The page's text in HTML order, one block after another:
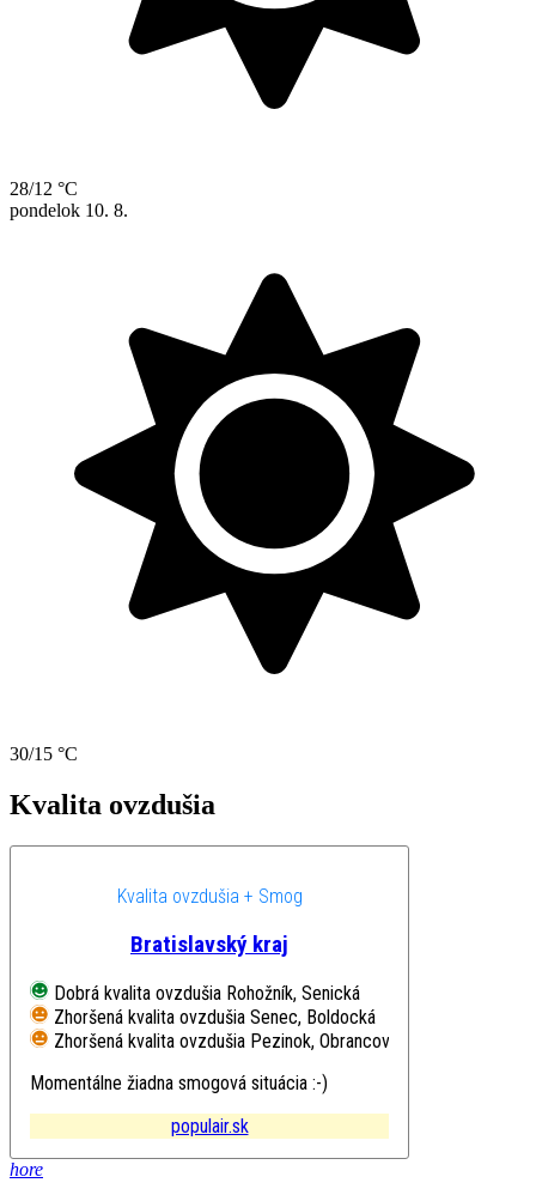
28/12 °C
pondelok 10. 8.
30/15 °C
Kvalita ovzdušia
Kvalita ovzdušia + Smog
Bratislavský kraj
Dobrá kvalita ovzdušia Rohožník, Senická
Zhoršená kvalita ovzdušia Senec, Boldocká
Zhoršená kvalita ovzdušia Pezinok, Obrancov mieru
Momentálne žiadna smogová situácia :-)
populair.sk
hore